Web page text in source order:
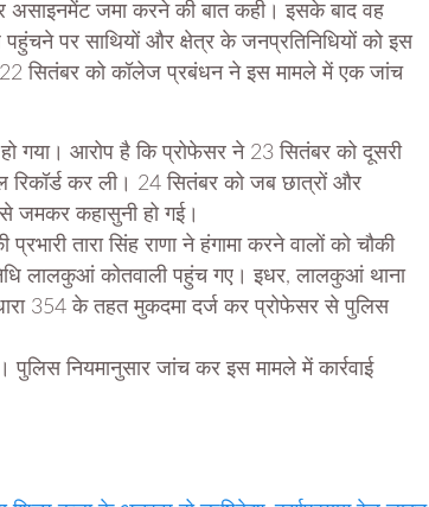
असाइनमेंट जमा करने की बात कही। इसके बाद वह
पर साथियों और क्षेत्र के जनप्रतिनिधियों को इस
22 सितंबर को कॉलेज प्रबंधन ने इस मामले में एक जांच
गया। आरोप है कि प्रोफेसर ने 23 सितंबर को दूसरी
कर ली। 24 सितंबर को जब छात्रों और
जमकर कहासुनी हो गई।
तारा सिंह राणा ने हंगामा करने वालों को चौकी
लालकुआं कोतवाली पहुंच गए। इधर, लालकुआं थाना
354 के तहत मुकदमा दर्ज कर प्रोफेसर से पुलिस
नियमानुसार जांच कर इस मामले में कार्रवाई